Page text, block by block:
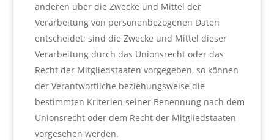
anderen über die Zwecke und Mittel der
Verarbeitung von personenbezogenen Daten
entscheidet; sind die Zwecke und Mittel dieser
Verarbeitung durch das Unionsrecht oder das
Recht der Mitgliedstaaten vorgegeben, so können
der Verantwortliche beziehungsweise die
bestimmten Kriterien seiner Benennung nach dem
Unionsrecht oder dem Recht der Mitgliedstaaten
vorgesehen werden.